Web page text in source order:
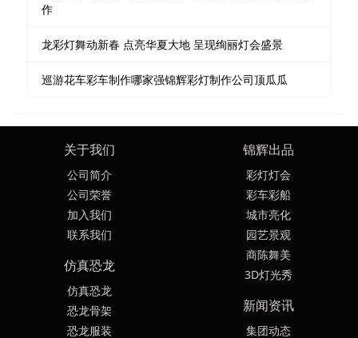
作
龙彩灯舞动新春 点亮华夏大地 呈现绚丽灯会盛景
巡游花车彩车制作哪家强锦辉彩灯制作公司顶瓜瓜
关于我们
公司简介
公司荣誉
加入我们
联系我们
锦辉出品
彩灯灯会
彩车彩船
城市亮化
园艺景观
商陈舞美
3D灯光秀
仿真恐龙
仿真恐龙
恐龙骨架
恐龙服装
新闻资讯
集团动态